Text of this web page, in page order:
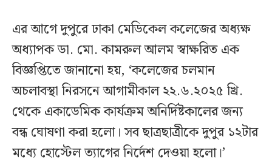
এর আগে দুপুরে ঢাকা মেডিকেল কলেজের অধ্যক্ষ
অধ্যাপক ডা. মো. কামরুল আলম স্বাক্ষরিত এক
বিজ্ঞপ্তিতে জানানো হয়, ‘কলেজের চলমান
অচলাবস্থা নিরসনে আগামীকাল ২২.৬.২০২৫ খ্রি.
থেকে একাডেমিক কার্যক্রম অনির্দিষ্টকালের জন্য
বন্ধ ঘোষণা করা হলো। সব ছাত্রছাত্রীকে দুপুর ১২টার
মধ্যে হোস্টেল ত্যাগের নির্দেশ দেওয়া হলো।’